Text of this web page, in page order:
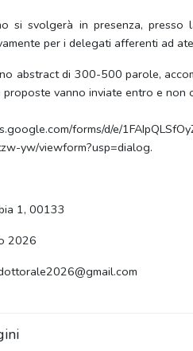
si svolgerà in presenza, presso
per i delegati afferenti ad
abstract di 300-500 parole,
proposte vanno inviate entro e
forms/d/e/
yw/viewform?usp=dialog.
1, 00133
2026